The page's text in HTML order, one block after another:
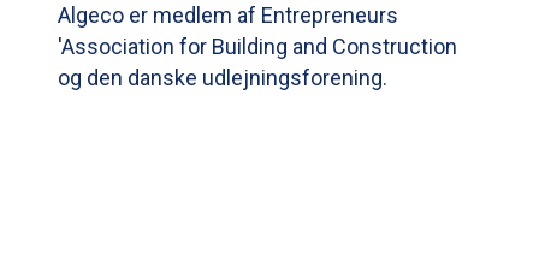
Algeco er medlem af Entrepreneurs
'Association for Building and Construction
og den danske udlejningsforening.